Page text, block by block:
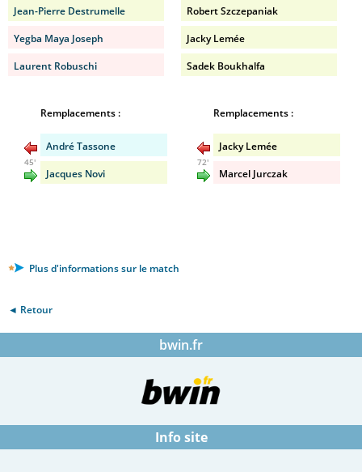
Jean-Pierre Destrumelle
Yegba Maya Joseph
Laurent Robuschi
Robert Szczepaniak
Jacky Lemée
Sadek Boukhalfa
Remplacements :
André Tassone
45'
Jacques Novi
Remplacements :
Jacky Lemée
72'
Marcel Jurczak
Plus d'informations sur le match
◄ Retour
bwin.fr
Info site